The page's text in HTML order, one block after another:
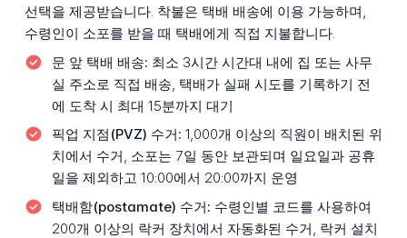
선택을 제공받습니다. 착불은 택배 배송에 이용 가능하며,
수령인이 소포를 받을 때 택배에게 직접 지불합니다.
문 앞 택배 배송: 최소 3시간 시간대 내에 집 또는 사무
실 주소로 직접 배송, 택배가 실패 시도를 기록하기 전
에 도착 시 최대 15분까지 대기
픽업 지점(PVZ) 수거: 1,000개 이상의 직원이 배치된 위
치에서 수거, 소포는 7일 동안 보관되며 일요일과 공휴
일을 제외하고 10:00에서 20:00까지 운영
택배함(postamate) 수거: 수령인별 코드를 사용하여
200개 이상의 락커 장치에서 자동화된 수거, 락커 설치